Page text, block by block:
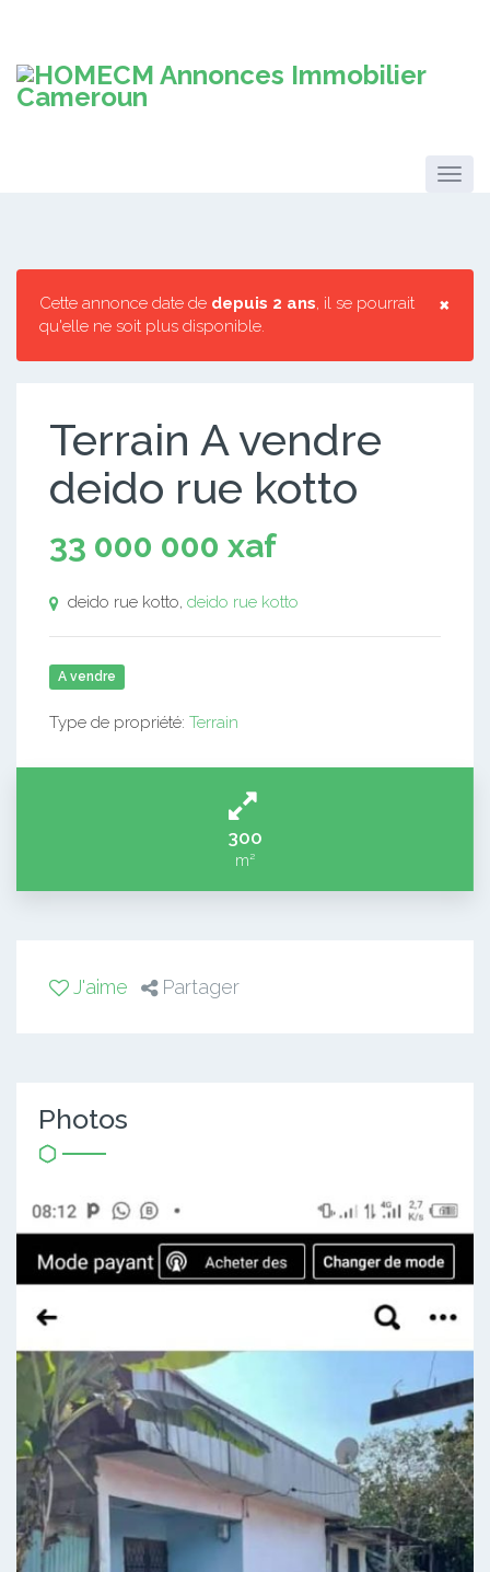
×
Cette annonce date de depuis 2 ans, il se pourrait
qu'elle ne soit plus disponible.
Terrain A vendre
deido rue kotto
33 000 000 xaf
deido rue kotto, deido rue kotto
A vendre
Type de propriété: Terrain
300
m²
J'aime Partager
Photos